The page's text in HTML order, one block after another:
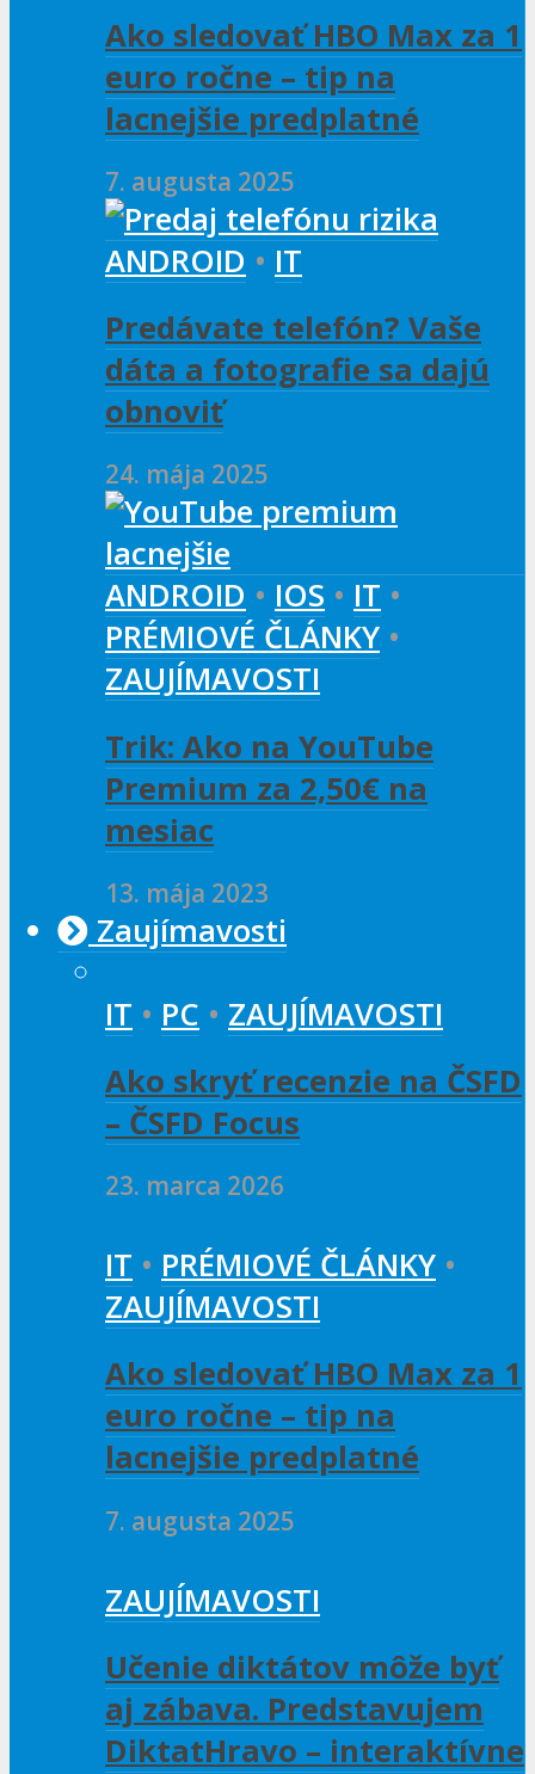
Ako sledovať HBO Max za 1
euro ročne – tip na
lacnejšie predplatné
7. augusta 2025
ANDROID • IT
Predávate telefón? Vaše
dáta a fotografie sa dajú
obnoviť
24. mája 2025
ANDROID • IOS • IT •
PRÉMIOVÉ ČLÁNKY •
ZAUJÍMAVOSTI
Trik: Ako na YouTube
Premium za 2,50€ na
mesiac
13. mája 2023
Zaujímavosti
IT • PC • ZAUJÍMAVOSTI
Ako skryť recenzie na ČSFD
– ČSFD Focus
23. marca 2026
IT • PRÉMIOVÉ ČLÁNKY •
ZAUJÍMAVOSTI
Ako sledovať HBO Max za 1
euro ročne – tip na
lacnejšie predplatné
7. augusta 2025
ZAUJÍMAVOSTI
Učenie diktátov môže byť
aj zábava. Predstavujem
DiktatHravo – interaktívne